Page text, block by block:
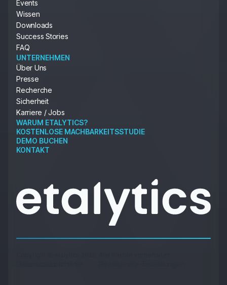
Events
Wissen
Downloads
Success Stories
FAQ
UNTERNEHMEN
Über Uns
Presse
Recherche
Sicherheit
Karriere / Jobs
WARUM ETALYTICS?
KOSTENLOSE MACHBARKEITSSTUDIE
DEMO BUCHEN
KONTAKT